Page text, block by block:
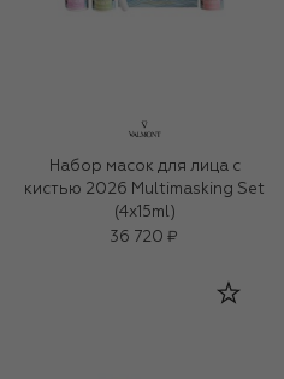
Набор масок для лица с
кистью 2026 Multimasking Set
(4x15ml)
36 720 ₽